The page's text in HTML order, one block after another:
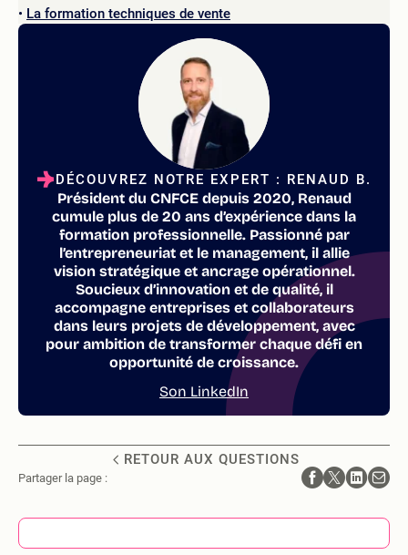
La formation techniques de vente
DÉCOUVREZ NOTRE EXPERT : RENAUD B.
Président du CNFCE depuis 2020, Renaud
cumule plus de 20 ans d’expérience dans la
formation professionnelle. Passionné par
l’entrepreneuriat et le management, il allie
vision stratégique et ancrage opérationnel.
Soucieux d’innovation et de qualité, il
accompagne entreprises et collaborateurs
dans leurs projets de développement, avec
pour ambition de transformer chaque défi en
opportunité de croissance.
Son LinkedIn
RETOUR AUX QUESTIONS
Partager la page :